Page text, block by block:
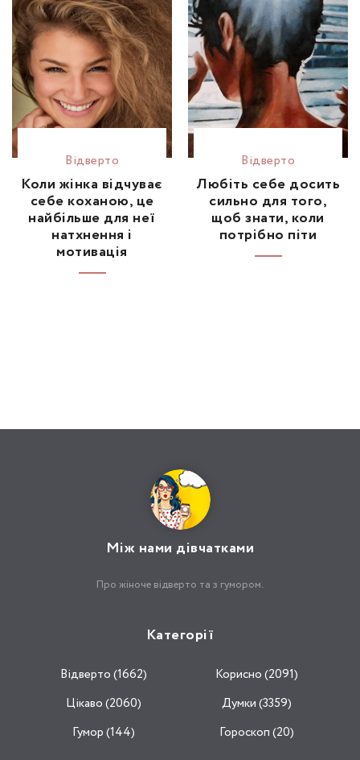
Відвертo
Коли жінка відчуває
себе коханою, це
найбільше для неї
натхнення і
мотивація
Відвертo
Любіть себе досить
сильно для того,
щоб знати, коли
потрібно піти
Між нами дівчатками
Про жіноче відверто та з гумором.
Категорії
Відвертo (1662)
Корисно (2091)
Цікаво (2060)
Думки (3359)
Гумор (144)
Гороскоп (20)